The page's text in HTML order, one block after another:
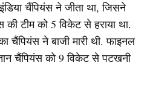
चैंपियंस ने जीता था, जिसने
टीम को 5 विकेट से हराया था.
चैंपियंस ने बाजी मारी थी. फाइनल
चैंपियंस को 9 विकेट से पटखनी